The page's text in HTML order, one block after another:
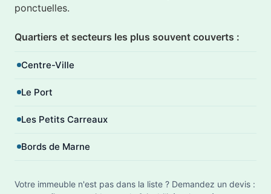
ponctuelles.
Quartiers et secteurs les plus souvent couverts :
Centre-Ville
Le Port
Les Petits Carreaux
Bords de Marne
Votre immeuble n'est pas dans la liste ? Demandez un devis :